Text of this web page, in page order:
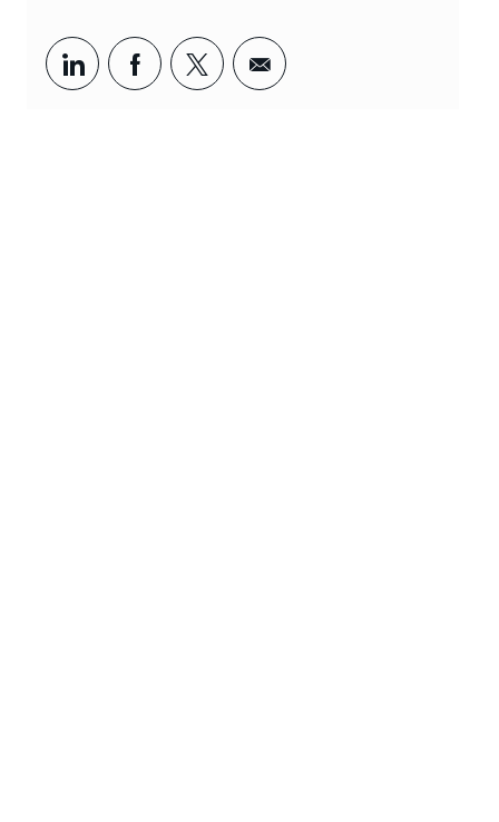
Partager par LinkedIn
Partager par Facebook
<span<span